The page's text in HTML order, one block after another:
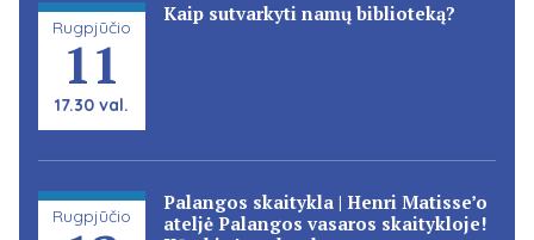
Rugpjūčio
11
17.30 val.
Kaip sutvarkyti namų biblioteką?
Rugpjūčio
Palangos skaitykla | Henri Matisse’o
ateljė Palangos vasaros skaitykloje!